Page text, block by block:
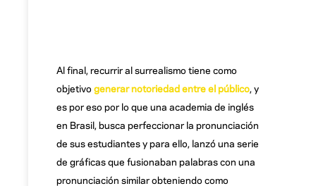
Al final, recurrir al surrealismo tiene como
objetivo generar notoriedad entre el público , y
es por eso por lo que una academia de inglés
en Brasil, busca perfeccionar la pronunciación
de sus estudiantes y para ello, lanzó una serie
de gráficas que fusionaban palabras con una
pronunciación similar obteniendo como